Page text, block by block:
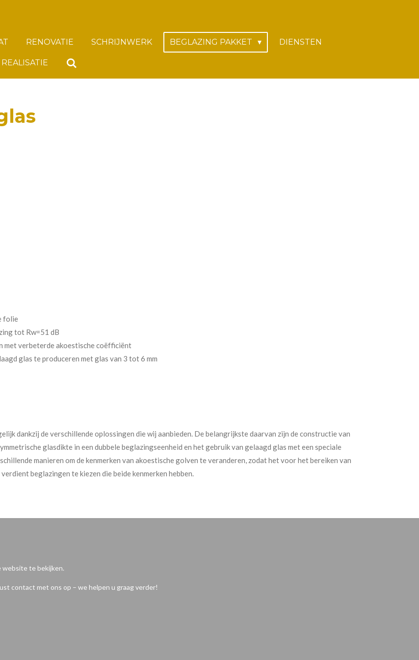
RENOVATIE SCHRIJNWERK BEGLAZING PAKKET DIENSTEN
REALISATIE
folie
tot Rw=51 dB
met verbeterde akoestische coëfficiënt
glas te produceren met glas van 3 tot 6 mm
dankzij de verschillende oplossingen die wij aanbieden. De belangrijkste daarvan zijn de constructie van
glasdikte in een dubbele beglazingseenheid en het gebruik van gelaagd glas met een speciale
manieren om de kenmerken van akoestische golven te veranderen, zodat het voor het bereiken van
beglazingen te kiezen die beide kenmerken hebben.
website te bekijken.
contact met ons op – we helpen u graag verder!